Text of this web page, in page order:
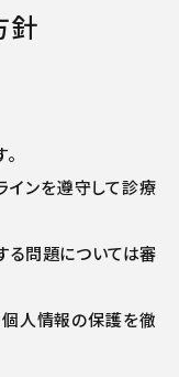
針
インを遵守して診療
る問題については審
個人情報の保護を徹